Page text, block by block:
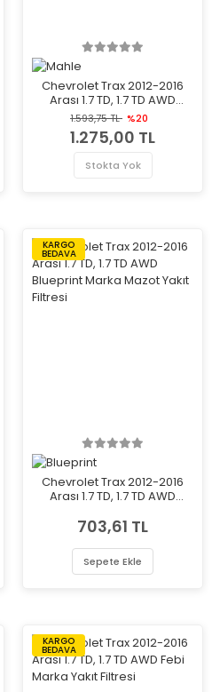
Chevrolet Trax 2012-2016
Arası 1.7 TD, 1.7 TD AWD
Mahle Marka Yakıt Filtresi
1.593,75 TL %20
1.275,00 TL
Stokta Yok
KARGO
BEDAVA
Chevrolet Trax 2012-2016
Arası 1.7 TD, 1.7 TD AWD
Filtresi
703,61 TL
Sepete Ekle
KARGO
BEDAVA